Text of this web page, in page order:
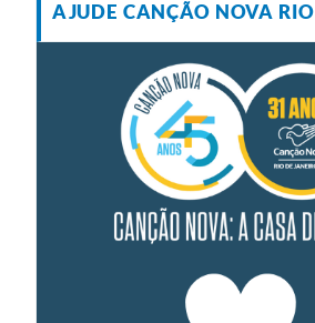
AJUDE CANÇÃO NOVA RIO